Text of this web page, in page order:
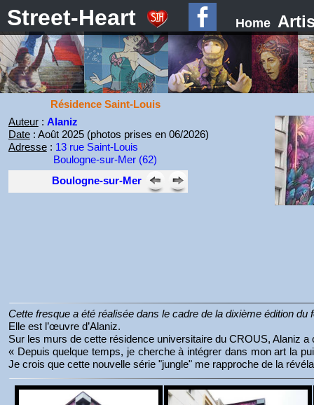
Street-Heart Home
Auteur: Alaniz
Date: Août 2025 (photos prises en 06/2026)
Adresse: 13 rue Saint-Louis
Boulogne-sur-Mer (62)
Boulogne-sur-Mer
Cette fresque a été réalisée dans le cadre de la dixième édition
Elle est l’œuvre d’Alaniz.
Sur les murs de cette résidence universitaire du CROUS, Alaniz
« Depuis quelque temps, je cherche à intégrer dans mon art la
Je crois que cette nouvelle série "jungle" me rapproche de la
Résidence Saint-Louis